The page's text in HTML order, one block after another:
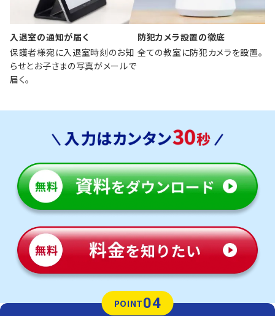
入退室の通知が届く
保護者様宛に入退室時刻のお知
らせとお子さまの写真がメールで
届く。
防犯カメラ設置の徹底
全ての教室に防犯カメラを設置。
POINT04